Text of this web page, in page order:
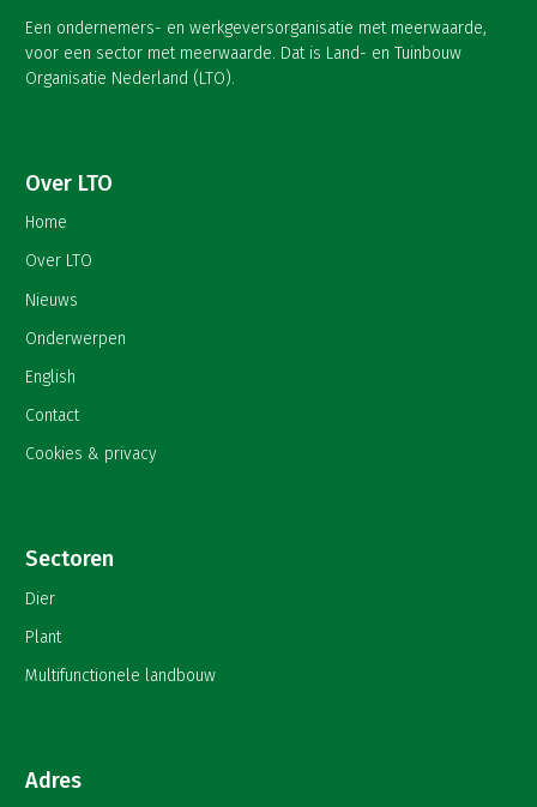
Een ondernemers- en werkgeversorganisatie met meerwaarde,
voor een sector met meerwaarde. Dat is Land- en Tuinbouw
Organisatie Nederland (LTO).
Over LTO
Home
Over LTO
Nieuws
Onderwerpen
English
Contact
Cookies & privacy
Sectoren
Dier
Plant
Multifunctionele landbouw
Adres